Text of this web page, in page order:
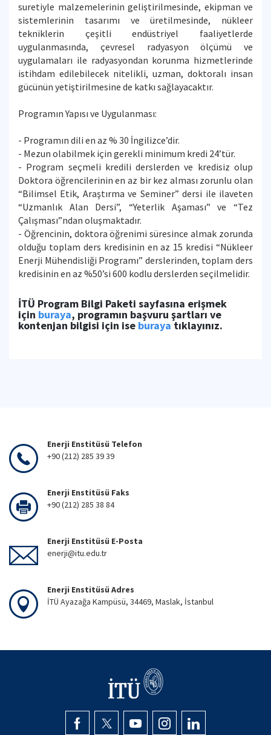
suretiyle malzemelerinin geliştirilmesinde, ekipman ve
sistemlerinin tasarımı ve üretilmesinde, nükleer
tekniklerin çeşitli endüstriyel faaliyetlerde
uygulanmasında, çevresel radyasyon ölçümü ve
uygulamaları ile radyasyondan korunma hizmetlerinde
istihdam edilebilecek nitelikli, uzman, doktoralı insan
gücünün yetiştirilmesine de katkı sağlayacaktır.
Programın Yapısı ve Uygulanması:
- Programın dili en az % 30 İngilizce’dir.
- Mezun olabilmek için gerekli minimum kredi 24’tür.
- Program seçmeli kredili derslerden ve kredisiz olup
Doktora öğrencilerinin en az bir kez alması zorunlu olan
“Bilimsel Etik, Araştırma ve Seminer” dersi ile ilaveten
“Uzmanlık Alan Dersi”, “Yeterlik Aşaması” ve “Tez
Çalışması”ndan oluşmaktadır.
- Öğrencinin, doktora öğrenimi süresince almak zorunda
olduğu toplam ders kredisinin en az 15 kredisi “Nükleer
Enerji Mühendisliği Programı” derslerinden, toplam ders
kredisinin en az %50’si 600 kodlu derslerden seçilmelidir.
İTÜ Program Bilgi Paketi sayfasına erişmek
için buraya, programın başvuru şartları ve
kontenjan bilgisi için ise burayatıklayınız.
Enerji Enstitüsü Telefon
+90 (212) 285 39 39
Enerji Enstitüsü Faks
+90 (212) 285 38 84
Enerji Enstitüsü E-Posta
enerji@itu.edu.tr
Enerji Enstitüsü Adres
İTÜ Ayazağa Kampüsü, 34469, Maslak, İstanbul